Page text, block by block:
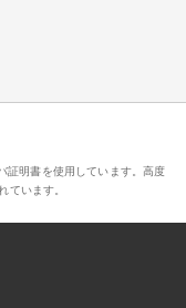
証明書を使用しています。高度
います。